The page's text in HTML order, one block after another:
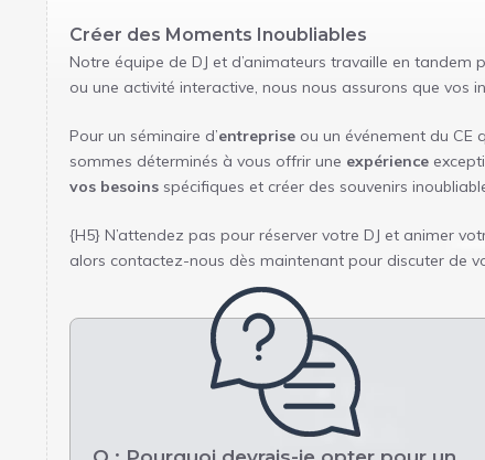
Créer des Moments Inoubliables
Notre équipe de DJ et d’animateurs travaille en
ou une activité interactive, nous nous assurons que vos
Pour un séminaire d’entreprise ou un événement du CE
sommes déterminés à vous offrir une expérience
vos besoins spécifiques et créer des souvenirs
{H5} N’attendez pas pour réserver votre DJ et animer
alors contactez-nous dès maintenant pour discuter de